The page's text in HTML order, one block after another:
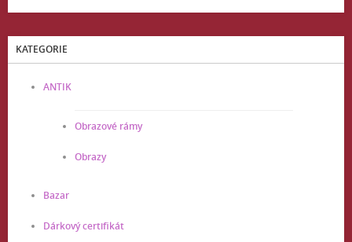
KATEGORIE
ANTIK
Obrazové rámy
Obrazy
Bazar
Dárkový certifikát